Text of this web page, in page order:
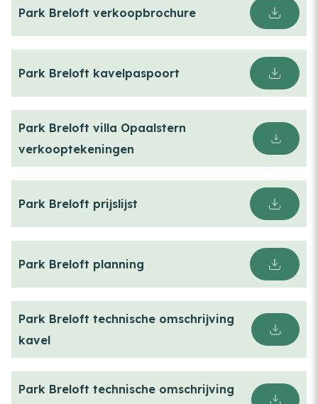
Park Breloft verkoopbrochure
Park Breloft kavelpaspoort
Park Breloft villa Opaalstern
verkooptekeningen
Park Breloft prijslijst
Park Breloft planning
Park Breloft technische omschrijving
kavel
Park Breloft technische omschrijving